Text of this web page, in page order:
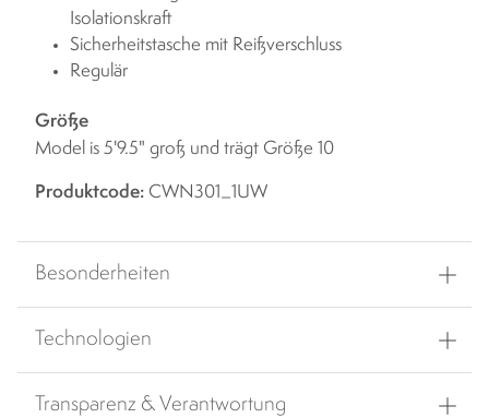
Isolationskraft
Sicherheitstasche mit Reißverschluss
Regulär
Größe
Model is 5'9.5" groß und trägt Größe 10
Produktcode: CWN301_1UW
Besonderheiten
Technologien
Transparenz & Verantwortung